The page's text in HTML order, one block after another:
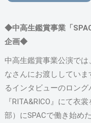
◆中高生鑑賞事業「
企画◆
中高生鑑賞事業公演で
なさんにお渡ししてい
るインタビューのロング
『RITA&RICO』にて衣
部）にSPACで働き始め